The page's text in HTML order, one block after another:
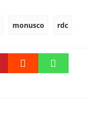
monusco rdc